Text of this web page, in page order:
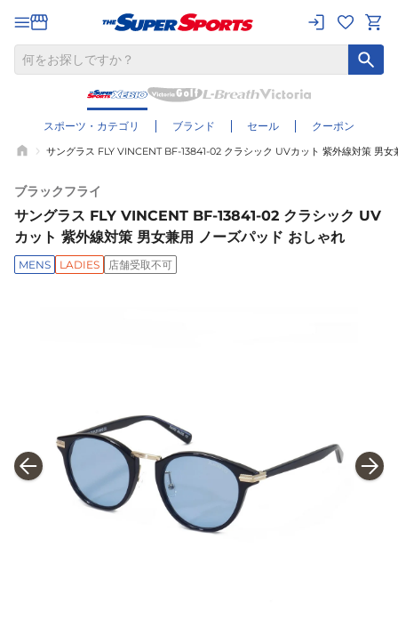
スポーツ・カテゴリ ブランド セール クーポン
サングラス FLY VINCENT BF-13841-02 クラシック UVカット 紫外線対策 男女
ブラックフライ
サングラス FLY VINCENT BF-13841-02 クラシック UV
カット 紫外線対策 男女兼用 ノーズパッド おしゃれ
MENS LADIES 店舗受取不可